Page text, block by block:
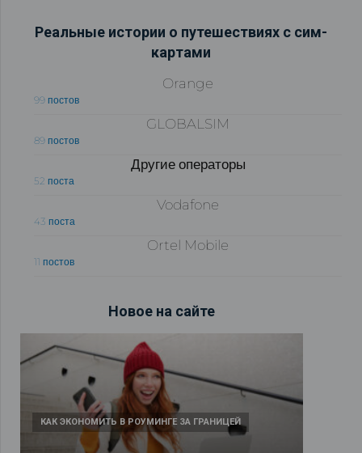
Реальные истории о путешествиях с сим-
картами
Orange
99 постов
GLOBALSIM
89 постов
Другие операторы
52 поста
Vodafone
43 поста
Ortel Mobile
11 постов
Новое на сайте
КАК ЭКОНОМИТЬ В РОУМИНГЕ ЗА ГРАНИЦЕЙ